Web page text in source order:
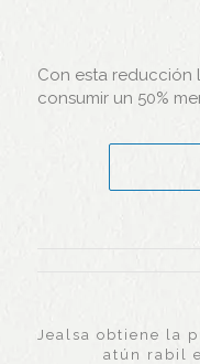
Con esta reducción
consumir un 50%
Jealsa obtiene la
atún rabil